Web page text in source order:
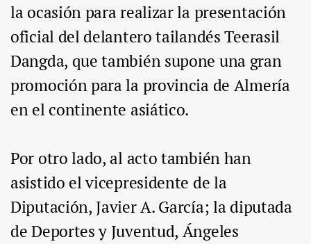
la ocasión para realizar la presentación
oficial del delantero tailandés Teerasil
Dangda, que también supone una gran
promoción para la provincia de Almería
en el continente asiático.
Por otro lado, al acto también han
asistido el vicepresidente de la
Diputación, Javier A. García; la diputada
de Deportes y Juventud, Ángeles